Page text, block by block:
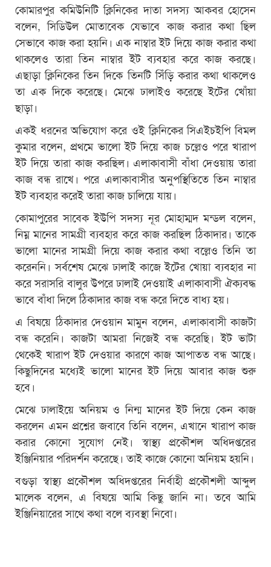
কোমারপুর কমিউনিটি ক্লিনিকের দাতা সদস্য আকবর হোসেন
বলেন, সিডিউল মোতাবেক যেভাবে কাজ করার কথা ছিল
সেভাবে কাজ করা হয়নি। এক নাম্বার ইট দিয়ে কাজ করার কথা
থাকলেও তারা তিন নাম্বার ইট ব্যবহার করে কাজ করছে।
এছাড়া ক্লিনিকের তিন দিকে তিনটি সিঁড়ি করার কথা থাকলেও
তা এক দিকে করেছে। মেঝে ঢালাইও করেছে ইটের খোঁয়া
ছাড়া।
একই ধরনের অভিযোগ করে ওই ক্লিনিকের সিএইচইপি বিমল
কুমার বলেন, প্রথমে ভালো ইট দিয়ে কাজ চল্লেও পরে খারাপ
ইট দিয়ে তারা কাজ করছিল। এলাকাবাসী বাঁধা দেওয়ায় তারা
কাজ বন্ধ রাখে। পরে এলাকাবাসীর অনুপস্থিতিতে তিন নাম্বার
ইট ব্যবহার করেই তারা কাজ চালিয়ে যায়।
কোমাপুরের সাবেক ইউপি সদস্য নূর মোহাম্মদ মন্ডল বলেন,
নিম্ন মানের সামগ্রী ব্যবহার করে কাজ করছিল ঠিকাদার। তাকে
ভালো মানের সামগ্রী দিয়ে কাজ করার কথা বল্লেও তিনি তা
করেননি। সর্বশেষ মেঝে ঢালাই কাজে ইটের খোয়া ব্যবহার না
করে সরাসরি বালুর উপরে ঢালাই দেওয়াই এলাকাবাসী ঐক্যবদ্ধ
ভাবে বাঁধা দিলে ঠিকাদার কাজ বন্ধ করে দিতে বাধ্য হয়।
এ বিষয়ে ঠিকাদার দেওয়ান মামুন বলেন, এলাকাবাসী কাজটা
বন্ধ করেনি। কাজটা আমরা নিজেই বন্ধ করেছি। ইট ভাটা
থেকেই খারাপ ইট দেওয়ার কারণে কাজ আপাতত বন্ধ আছে।
কিছুদিনের মধ্যেই ভালো মানের ইট দিয়ে আবার কাজ শুরু
হবে।
মেঝে ঢালাইয়ে অনিয়ম ও নিন্ম মানের ইট দিয়ে কেন কাজ
করলেন এমন প্রশ্নের জবাবে তিনি বলেন, এখানে খারাপ কাজ
করার কোনো সুযোগ নেই। স্বাস্থ্য প্রকৌশল অধিদপ্তরের
ইঞ্জিনিয়ার পরিদর্শন করেছে। তাই কাজে কোনো অনিয়ম হয়নি।
বগুড়া স্বাস্থ্য প্রকৌশল অধিদপ্তরের নির্বাহী প্রকৌশলী আব্দুল
মালেক বলেন, এ বিষয়ে আমি কিছু জানি না। তবে আমি
ইঞ্জিনিয়ারের সাথে কথা বলে ব্যবস্থা নিবো।